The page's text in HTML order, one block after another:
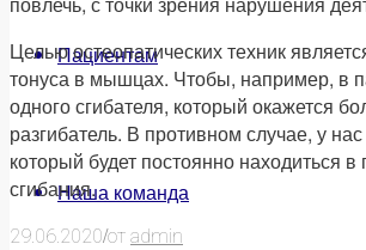
Пациентам
Наша команда
Целью остеопатических техник
тонуса в мышцах. Чтобы, например, в
одного сгибателя, который окажется
разгибатель. В противном случае, у нас
который будет постоянно находиться
сгибания.
29.06.2020/от admin